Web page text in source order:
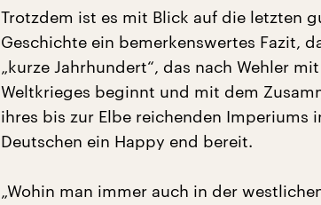
Trotzdem ist es mit Blick auf die letzten
Geschichte ein bemerkenswertes Fazit,
„kurze Jahrhundert“, das nach Wehler
Weltkrieges beginnt und mit dem
ihres bis zur Elbe reichenden Imperiums
Deutschen ein Happy end bereit.
„Wohin man immer auch in der